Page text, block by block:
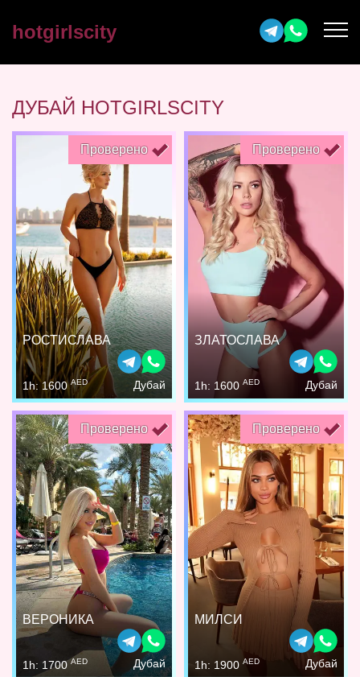
hotgirlscity
ДУБАЙ HOTGIRLSCITY
Проверено
РОСТИСЛАВА
1h: 1600AED Дубай
Проверено
ЗЛАТОСЛАВА
1h: 1600 AED Дубай
Проверено
ВЕРОНИКА
1h: 1700 AED Дубай
Проверено
МИЛСИ
1h: 1900 AED Дубай